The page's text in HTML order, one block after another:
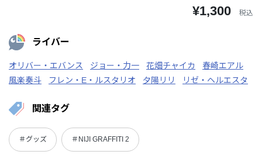
¥1,300 税込
ライバー
オリバー・エバンス ジョー・力一 花畑チャイカ
春崎エアル
風楽奏斗
フレン・E・ルスタリオ 夕陽リリ リゼ・ヘルエスタ
関連タグ
＃グッズ ＃NIJI GRAFFITI 2